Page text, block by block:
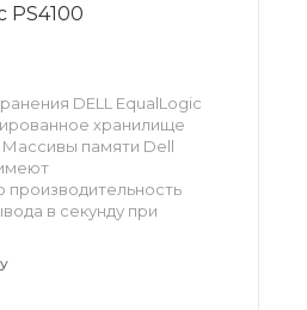
PS4100
DELL EqualLogic
хранилище
Массивы памяти Dell
производительность
в секунду при
устройств EqualLogic